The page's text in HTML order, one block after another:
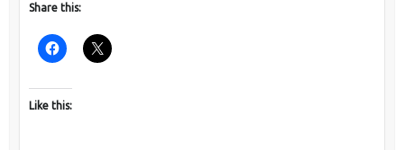
Share this:
Like this: